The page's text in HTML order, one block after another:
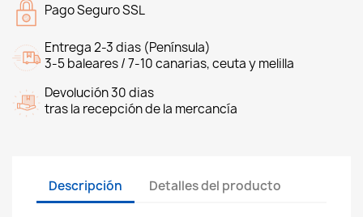
Pago Seguro SSL
Entrega 2-3 dias (Península)
3-5 baleares / 7-10 canarias, ceuta y melilla
Devolución 30 dias
tras la recepción de la mercancía
Descripción Detalles del producto